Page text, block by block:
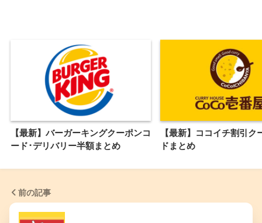
【最新】バーガーキングクーポンコ
ード･デリバリー半額まとめ
【最新】ココイチ割引ク
ドまとめ
前の記事